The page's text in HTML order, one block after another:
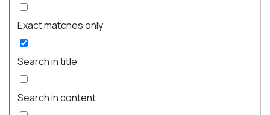
Exact matches only
Search in title
Search in content